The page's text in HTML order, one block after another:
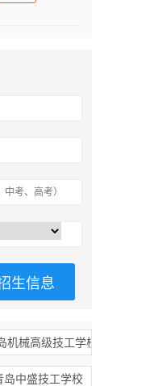
机械高级技工学校
岛中盛技工学校